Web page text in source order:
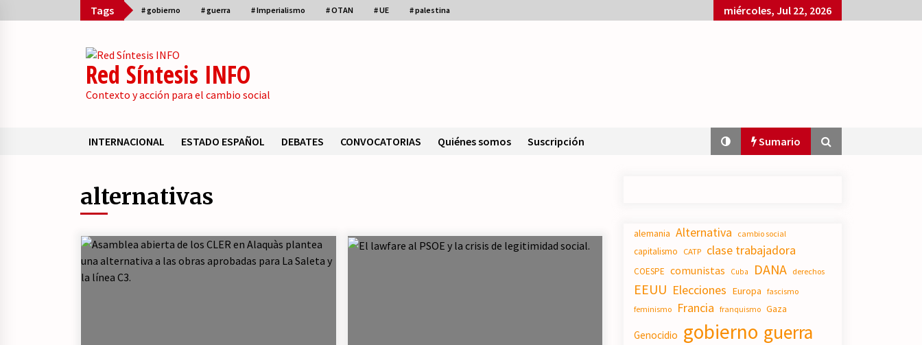
to
Tags # gobierno # guerra # Imperialismo # OTAN # UE # palestina miércoles, Jul 22, 2026
Red Síntesis INFO
Contexto y acción para el cambio social
INTERNACIONAL ESTADO ESPAÑOL DEBATES CONVOCATORIAS Quiénes somos Suscripción Sumario
21/07/2026
Generalitat Valenciana.
proyectos políticos.
20/07/2026
Polarizada y movilizada, la
ciudadanía no se queda en casa.
19/07/2026
alternativas
alemania Alternativa cambio social
capitalismo CATP clase trabajadora
COESPE comunistas Cuba DANA derechos
EEUU Elecciones Europa fascismo
feminismo
Francia franquismo Gaza
Genocidio gobierno guerra